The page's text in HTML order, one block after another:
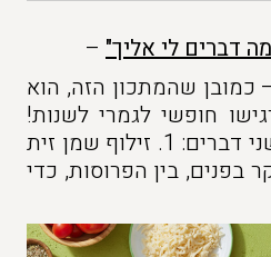
דברים לי אליך" –
כמובן שהמתכון הזה, הוא
חופשי לגמרי לשנות!
רק חשוב להקפיד על שני דברים: 1. זילוף שמן זית
בפנים, בין הפרוסות, כדי